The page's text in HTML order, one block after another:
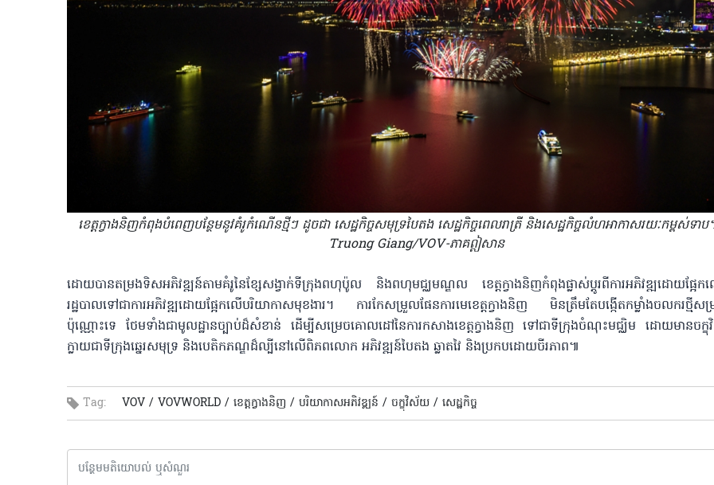
ខេត្តក្វាងនិញកំពុងបំពេញបន្ថែមនូវ​គំរូកំណើនថ្មីៗ ដូចជា សេដ្ឋកិច្ចសមុទ្រ​បៃតង សេដ្ឋកិច្ចពេលរាត្រី និងសេដ្ឋកិច្ចលំហអាកាសរយៈកម្ពស់ទា
Truong Giang/VOV-ភាគឦសាន
ដោយ​បាន​តម្រងទិសអភិវឌ្ឍន៍តាម​គំរូនៃ​ខ្សែសង្វាក់ទីក្រុងពហុប៉ូល និងពហុមជ្ឈមណ្ឌល ខេត្តក្វាងនិញកំពុងផ្លាស់ប្តូរពីការអភិវឌ្ឍដោយផ្អែក
រដ្ឋបាល​ទៅជាការអភិវឌ្ឍដោយផ្អែកលើបរិយាកាសមុខងារ។ ការកែសម្រួលផែនការមេ​ខេត្តក្វាងនិញ មិនត្រឹមតែបង្កើតកម្លាំងចលករថ្មីស
ប៉ុណ្ណោះទេ ថែមទាំងជាមូលដ្ឋានច្បាប់ដ៏សំខាន់ ដើម្បី​សម្រេចគោលដៅនៃការកសាងខេត្តក្វាងនិញ ទៅជាទីក្រុង​ចំណុះ​មជ្ឈិម​ ដោយមានចក្ខុ
ក្លាយជាទីក្រុងឆ្នេរសមុទ្រ និងបេតិកភណ្ឌ​ដ៏ល្បីនៅលើពិភពលោក អភិវឌ្ឍន៍បៃតង ឆ្លាតវៃ និងប្រកបដោយចីរភាព៕​
Tag: VOV / VOVWORLD / ខេត្តក្វាងនិញ / បរិយាកាសអភិវឌ្ឍន៍​ / ចក្ខុវិស័យ / សេដ្ឋកិច្ច​